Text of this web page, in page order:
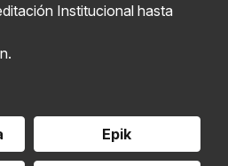
Institucional hasta
Epik